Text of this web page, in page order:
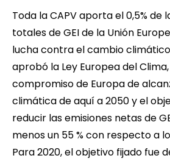
Toda la CAPV aporta el 0,5% de
totales de GEI de la Unión
lucha contra el cambio
aprobó la Ley Europea del
compromiso de Europa de
climática de aquí a 2050 y el
reducir las emisiones netas de
menos un 55 % con respecto a
Para 2020, el objetivo fijado fue